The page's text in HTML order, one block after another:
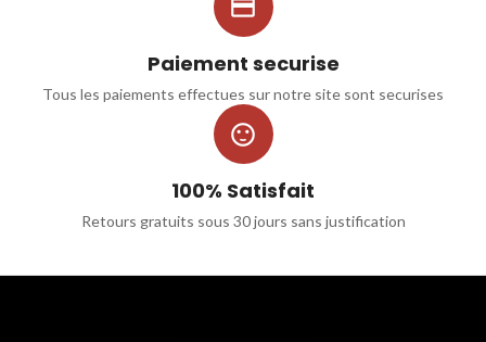

Paiement securise
Tous les paiements effectues sur notre site sont securises

100% Satisfait
Retours gratuits sous 30 jours sans justification